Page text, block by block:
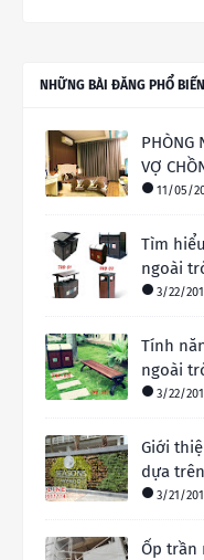
NHỮNG BÀI ĐĂNG PHỔ BIẾN
PHÒNG
VỢ
11/05/
Tìm
ngoài
3/22/
Tính
ngoài
3/22/
Giới
dựa
3/21/
Ốp trần